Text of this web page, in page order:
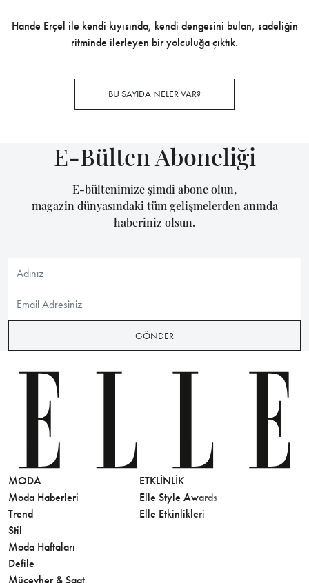
Hande Erçel ile kendi kıyısında, kendi dengesini bulan, sadeliğin
ritminde ilerleyen bir yolculuğa çıktık.
BU SAYIDA NELER VAR?
E-Bülten Aboneliği
E-bültenimize şimdi abone olun,
magazin dünyasındaki tüm gelişmelerden anında
haberiniz olsun.
GÖNDER
MODA
Moda Haberleri
Trend
Stil
Moda Haftaları
Defile
ETKLINLIK
Elle Style Awards
Elle Etkinlikleri